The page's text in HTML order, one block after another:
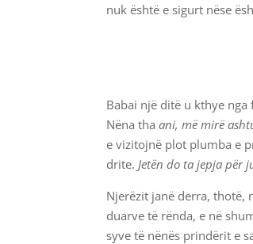
nuk është e sigurt nëse
Babai një ditë u kthye
Nëna thaani, më mirë
e vizitojnë plot plumba e
drite.Jetën do ta jepja për
Njerëzit janë derra, thotë,
duarve të rënda, e në
syve të nënës prindërit e